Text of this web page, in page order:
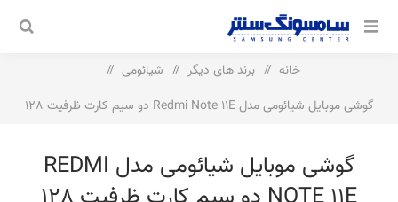
خانه / برند های دیگر / شیائومی
/
گوشی موبایل شیائومی مدل Redmi Note 11E دو سیم‌ کارت ظرفیت 128
گوشی موبایل شیائومی مدل REDMI